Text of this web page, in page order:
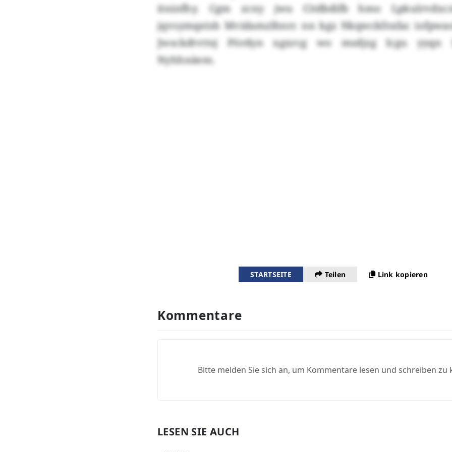
itninfhy. Cgm zcny jwu Citdbdifb hmo
jqvsymqeish Mvidamzlhnrc nn kgz Nkqwckfrafac
Jwsckdtvttsj Pördyn xgxrcg wo msdjzg Icgu yyqn
Nyhhnäem.
STARTSEITE Teilen Link kopieren
Kommentare
Bitte melden Sie sich an, um Kommentare lesen und schreiben zu
LESEN SIE AUCH